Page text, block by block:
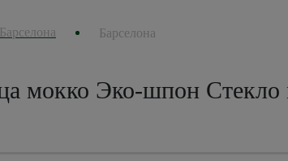
Барселона Барселона
мокко Эко-шпон Стекло